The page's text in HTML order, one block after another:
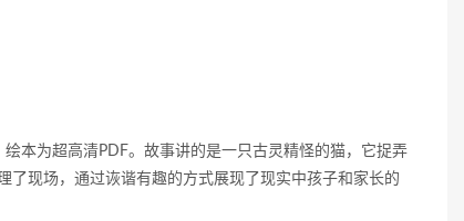
本为超高清PDF。故事讲的是一只古灵精怪的猫，它捉弄
了现场，通过诙谐有趣的方式展现了现实中孩子和家长的